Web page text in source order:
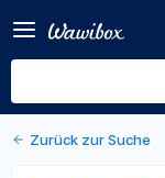
transparent,
Stück
Von Erkodent
Zurück zur Suche